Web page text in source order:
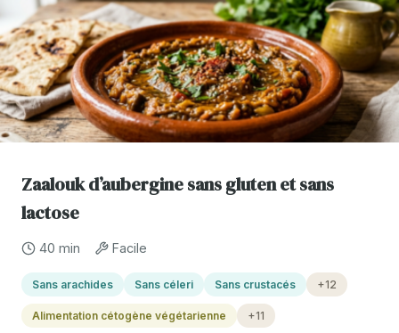
Zaalouk d’aubergine sans gluten et sans
lactose
40 min Facile
Sans arachides Sans céleri Sans crustacés +12
Alimentation cétogène végétarienne +11